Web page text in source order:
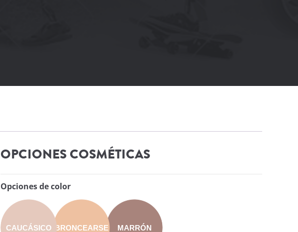
OPCIONES COSMÉTICAS
Opciones de color
CAUCÁSICO BRONCEARSE MARRÓN